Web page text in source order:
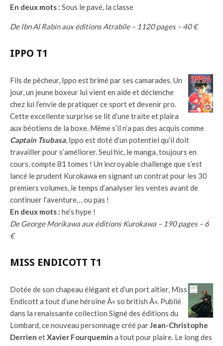
En deux mots : Sous le pavé, la classe
De Ibn Al Rabin aux éditions Atrabile – 1120 pages – 40 €
IPPO T1
Fils de pêcheur, Ippo est brimé par ses camarades. Un
jour, un jeune boxeur lui vient en aide et déclenche
chez lui l’envie de pratiquer ce sport et devenir pro.
Cette excellente surprise se lit d’une traite et plaira
aux béotiens de la boxe. Même s’il n’a pas des acquis comme
Captain Tsubasa, Ippo est doté d’un potentiel qu’il doit
travailler pour s’améliorer. Seul hic, le manga, toujours en
cours, compte 81 tomes ! Un incroyable challenge que s’est
lancé le prudent Kurokawa en signant un contrat pour les 30
premiers volumes, le temps d’analyser les ventes avant de
continuer l’aventure… ou pas !
En deux mots : he’s hype !
De George Morikawa aux éditions Kurokawa – 190 pages – 6
€
MISS ENDICOTT T1
Dotée de son chapeau élégant et d’un port altier, Miss
Endicott a tout d’une héroïne Â« so british Â». Publié
dans la renaissante collection Signé des éditions du
Lombard, ce nouveau personnage créé parJean-Christophe
Derrien etXavier Fourquemin a tout pour plaire. Le long des